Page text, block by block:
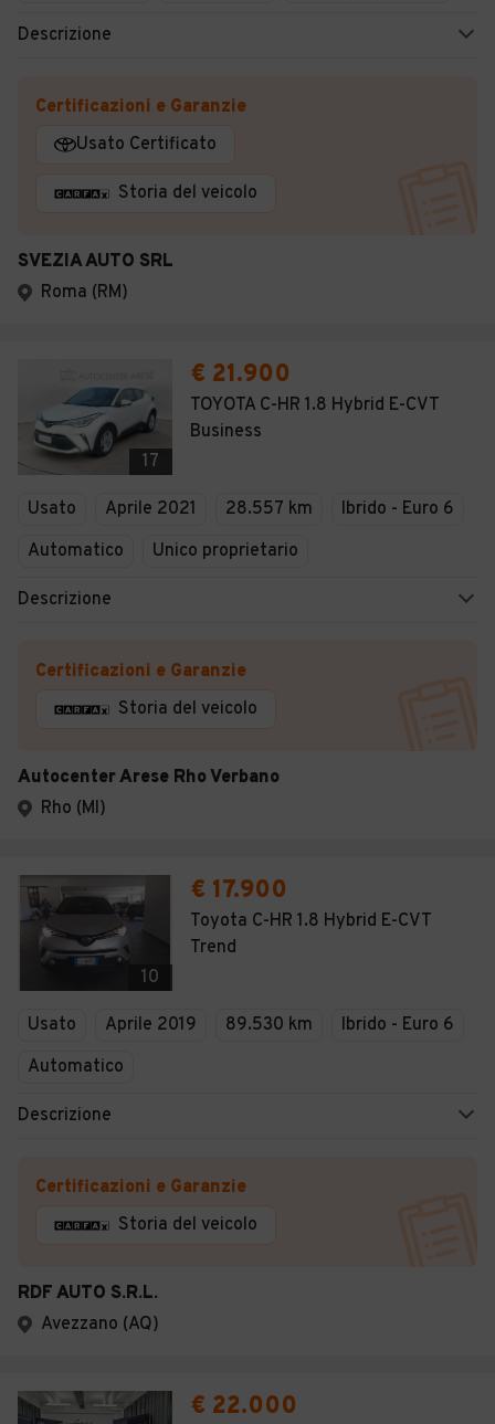
Descrizione
Certificazioni e Garanzie
Usato Certificato
Storia del veicolo
SVEZIA AUTO SRL
Roma (RM)
17
€ 21.900
TOYOTA C-HR 1.8 Hybrid E-CVT
Business
Usato Aprile 2021 28.557 km
Ibrido - Euro 6
Automatico
Unico proprietario
Descrizione
Certificazioni e Garanzie
Storia del veicolo
Autocenter Arese Rho Verbano
Rho (MI)
10
€ 17.900
Toyota C-HR 1.8 Hybrid E-CVT
Trend
Usato Aprile 2019 89.530 km
Ibrido - Euro 6
Automatico
Descrizione
Certificazioni e Garanzie
Storia del veicolo
RDF AUTO S.R.L.
Avezzano (AQ)
€ 22.000